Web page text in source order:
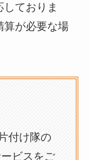
ておりま
算が必要な場
付け隊の
ビスをご